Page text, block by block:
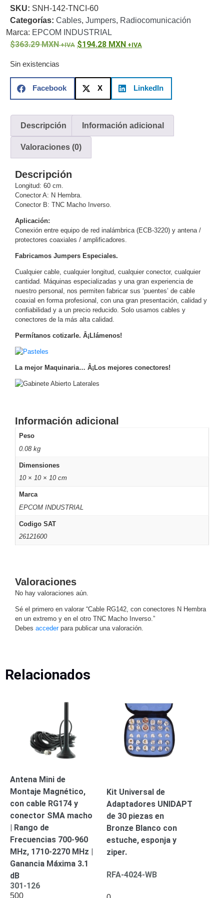
o
RefaccionesProbadores
de
VideoTransceptores
de Video
Conectores
Adaptador
RCAAudio
y
Coaxial y
Armados -
CoaxialCategoría
5e Fibra
Alimentación
Tipo
CaP TelefónicoVGA
/ DVI /
HDMI
Cámaras
IP y NVRs
Salinos
(Anticorrosión)
y
de
TurretFisheye
Hemisféricas
Motorizado
Video
Recorders
-
PinholeProfesionales
-
CajaPTZTérmicasWiFi
Cámaras
y DVRs
TurboHD
/ AHD /
HD-TVI
TurretEspecialesLente
Videograbadoras
Analógicas
- TurboHD
TVI / AHD
Robots e
Industrial
Cámaras
Industriales
Energía
Adaptadores
de
ParedBaterías Fuentes
Alimentación
SKU: SNH-142-TNCI-60
Categorías: Cables, Jumpers, Radiocomunicación
Marca: EPCOM INDUSTRIAL
363.29MXN 194.28 MXN
Sin existencias
Facebook X LinkedIn
Descripción Información adicional
Valoraciones (0)
Descripción
Longitud: 60 cm.
Conector A: N Hembra.
Conector B: TNC Macho Inverso.
Aplicación:
Conexión entre equipo de red inalámbrica (ECB-3220) y antena /
protectores coaxiales / amplificadores.
Fabricamos Jumpers Especiales.
Cualquier cable, cualquier longitud, cualquier conector, cualquier
cantidad. Máquinas especializadas y una gran experiencia de
nuestro personal, nos permiten fabricar sus ‘puentes’ de cable
coaxial en forma profesional, con una gran presentación, calidad y
confiabilidad y a un precio reducido. Solo usamos cables y
conectores de la más alta calidad.
Permítanos cotizarle. Â¡Llámenos!
La mejor Maquinaria… Â¡Los mejores conectores!
Información adicional
Peso
0.08 kg
Dimensiones
10 × 10 × 10 cm
Marca
EPCOM INDUSTRIAL
Codigo SAT
26121600
Valoraciones
No hay valoraciones aún.
Sé el primero en valorar “Cable RG142, con conectores N Hembra
en un extremo y en el otro TNC Macho Inverso.”
Debes accederpara publicar una valoración.
Relacionados
Antena Mini de
Montaje Magnético,
con cable RG174 y
conector SMA macho
| Rango de
Frecuencias 700-960
MHz, 1710-2270 MHz |
Ganancia Máxima 3.1
dB
301-126
500
Kit Universal de
Adaptadores UNIDAPT
de 30 piezas en
Bronze Blanco con
estuche, esponja y
ziper.
RFA-4024-WB